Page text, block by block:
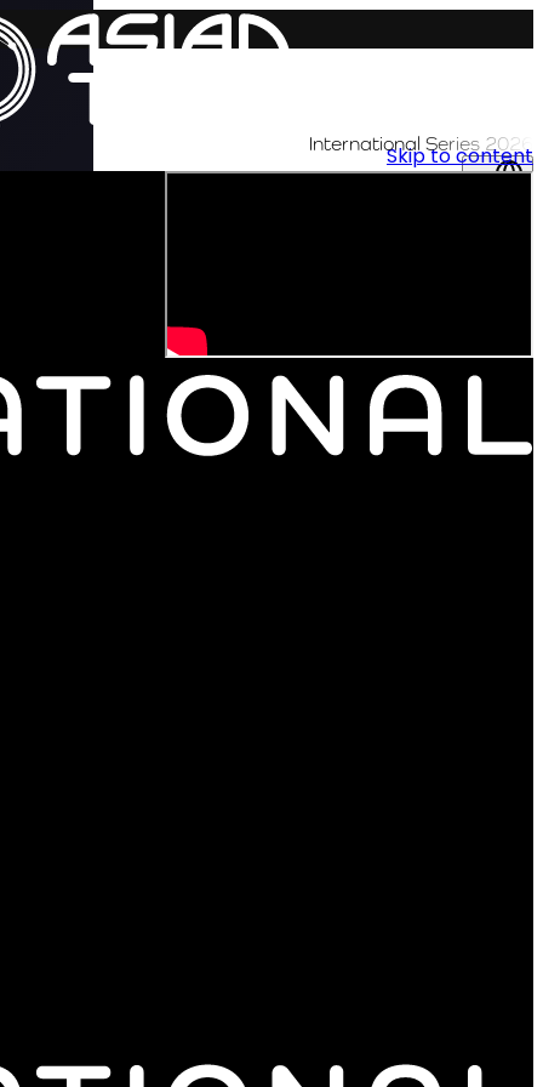
International Series 2026
Skip to content